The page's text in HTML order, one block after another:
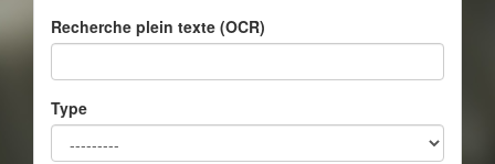
Recherche plein texte (OCR)
Type